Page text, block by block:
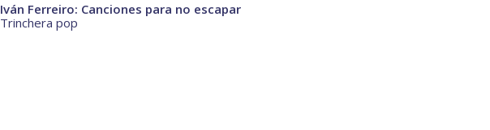
Iván Ferreiro: Canciones para no escapar
Trinchera pop